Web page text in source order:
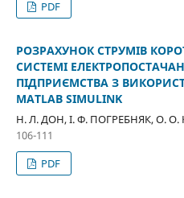
PDF
РОЗРАХУНОК СТРУМІВ
СИСТЕМІ
ПІДПРИЄМСТВА З
MATLAB SIMULINK
Н. Л. ДОН, І. Ф. ПОГРЕБНЯК, О.
106-111
PDF